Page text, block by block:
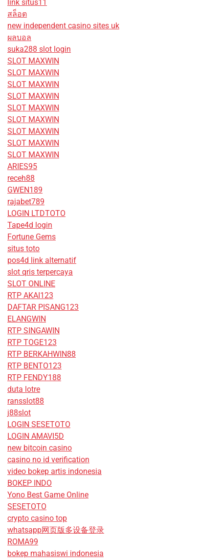
link situs11
สล็อต
new independent casino sites uk
ผลบอล
suka288 slot login
SLOT MAXWIN
SLOT MAXWIN
SLOT MAXWIN
SLOT MAXWIN
SLOT MAXWIN
SLOT MAXWIN
SLOT MAXWIN
SLOT MAXWIN
SLOT MAXWIN
ARIES95
receh88
GWEN189
rajabet789
LOGIN LTDTOTO
Tape4d login
Fortune Gems
situs toto
pos4d link alternatif
slot qris terpercaya
SLOT ONLINE
RTP AKAI123
DAFTAR PISANG123
ELANGWIN
RTP SINGAWIN
RTP TOGE123
RTP BERKAHWIN88
RTP BENTO123
RTP FENDY188
duta lotre
ransslot88
j88slot
LOGIN SESETOTO
LOGIN AMAVI5D
new bitcoin casino
casino no id verification
video bokep artis indonesia
BOKEP INDO
Yono Best Game Online
SESETOTO
crypto casino top
whatsapp网页版多设备登录
ROMA99
bokep mahasiswi indonesia